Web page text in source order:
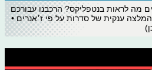
מה לראות בנטפליקס? הרכבנו עבורכם
ענקית של סדרות על פי ז׳אנרים •